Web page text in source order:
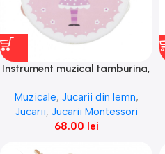
Instrument muzical tamburina,
Muzicale, Jucarii din lemn,
Jucarii, Jucarii Montessori
68.00 lei